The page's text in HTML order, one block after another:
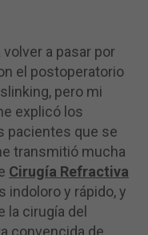
a pasar por
el postoperatorio
pero mi
explicó los
pacientes que se
transmitió mucha
Cirugía Refractiva
indoloro y rápido, y
la cirugía del
convencida de